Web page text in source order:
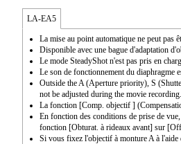
LA-EA5
La mise au point automatique ne peut pas
Disponible avec une bague d'adaptation
Le mode SteadyShot n'est pas pris en
Le son de fonctionnement du diaphragme
Outside the A (Aperture priority), S
not be adjusted during the movie recording.
La fonction [Comp. objectif ]
En fonction des conditions de prise de
fonction [Obturat. à rideaux avant] sur
Si vous fixez l'objectif à monture A à l'aide